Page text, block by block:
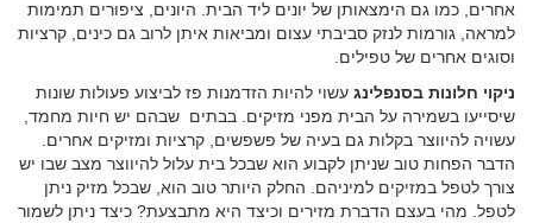
אחרים, כמו גם הימצאותן של יונים ליד הבית. היונים, ציפורים תמימות
למראה, גורמות לנזק סביבתי עצום ומביאות איתן לרוב גם כינים, קרציות
וסוגים אחרים של טפילים.
ניקוי חלונות בסנפלינג עשוי להיות הזדמנות פז לביצוע פעולות שונות
שיסייעו בשמירה על הבית מפני מזיקים. בבתים שבהם יש חיות מחמד,
עשויה להיווצר בקלות גם בעיה של פשפשים, קרציות ומזיקים אחרים.
הדבר הפחות טוב שניתן לקבוע הוא שבכל בית עלול להיווצר מצב שבו יש
צורך לטפל במזיקים למיניהם. החלק היותר טוב הוא, שבכל מזיק ניתן
לטפל. מהי בעצם הדברת מזירים וכיצד היא מתבצעת? כיצד ניתן לשמור